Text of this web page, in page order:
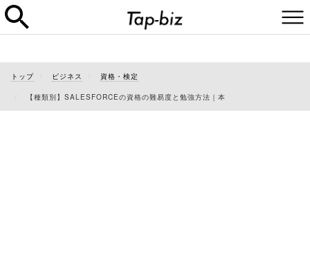
トップ ビジネス 資格・検定
【種類別】SALESFORCEの資格の難易度と勉強方法｜本